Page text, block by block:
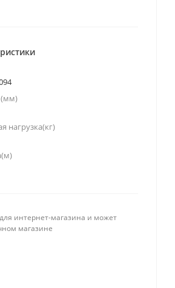
(мм)
нагрузка(кг)
интернет-магазина и может
магазине